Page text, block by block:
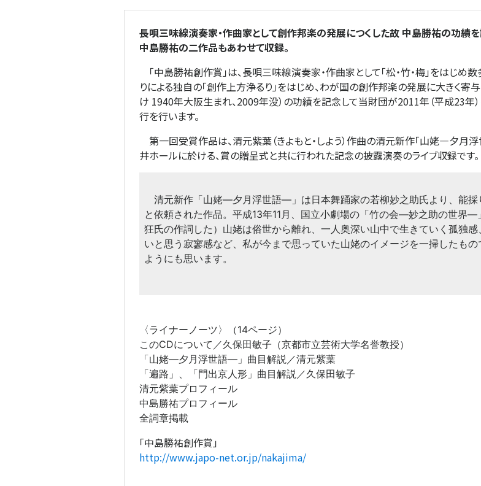
長唄三味線演奏家・作曲家として創作邦楽の発展につくした故 中島勝祐の功績
中島勝祐の二作品もあわせて収録。
「中島勝祐創作賞」は、長唄三味線演奏家・作曲家として「松・竹・梅」をはじめ
りによる独自の「創作上方浄るり」をはじめ、わが国の創作邦楽の発展に大きく寄
け 1940年大阪生まれ、2009年没）の功績を記念して当財団が2011年（平成23年
行を行います。
第一回受賞作品は、清元紫葉（きよもと・しよう）作曲の清元新作「山姥―夕月
井ホールに於ける、賞の贈呈式と共に行われた記念の披露演奏のライブ収録です。
清元新作「山姥―夕月浮世語―」は日本舞踊家の若柳妙之助氏より、能採
と依頼された作品。平成13年11月、国立小劇場の「竹の会―妙之助の世界
狂氏の作詞した）山姥は俗世から離れ、一人奥深い山中で生きていく孤独
いと思う寂寥感など、私が今まで思っていた山姥のイメージを一掃したも
ようにも思います。
〈ライナーノーツ〉（14ページ）
このCDについて／久保田敏子（京都市立芸術大学名誉教授）
「山姥―夕月浮世語―」曲目解説／清元紫葉
「遍路」、「門出京人形」曲目解説／久保田敏子
清元紫葉プロフィール
中島勝祐プロフィール
全詞章掲載
「中島勝祐創作賞」
http://www.japo-net.or.jp/nakajima/